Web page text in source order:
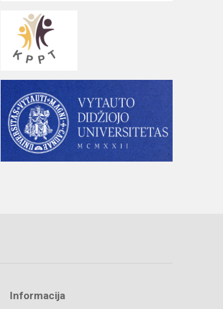
Informacija